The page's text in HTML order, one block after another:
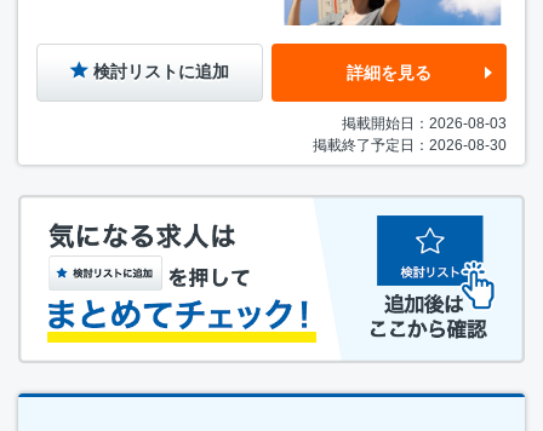
検討リストに追加 詳細を見る
掲載開始日：2026-08-03
掲載終了予定日：2026-08-30